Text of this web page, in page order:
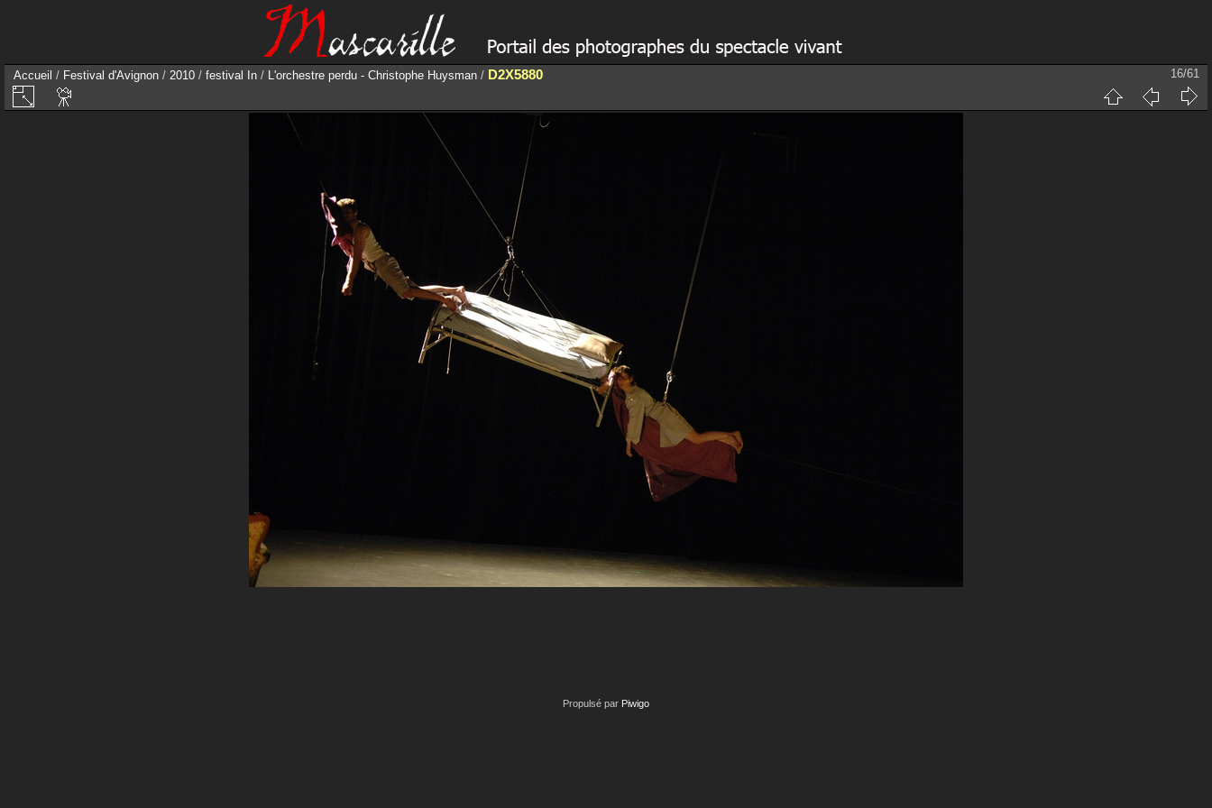
Accueil / Festival d'Avignon / 2010 / festival In / L'orchestre perdu - Christophe Huysman / D2X5880 16/61
Propulsé par Piwigo